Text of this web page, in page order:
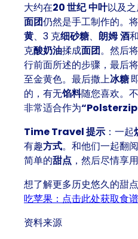
大约在20 世纪中叶以及
面团仍然是手工制作的。
黄、3 克细砂糖、 朗姆酒和
克酸奶油揉成面团。然后
行前面所述的步骤 ，最后
至金黄色。最后撒上冰糖
的，有无馅料随您喜欢。
非常适合作为
Time Travel 提示 ：一起
有趣方式。和他们一起翻阅
简单的甜点 ，然后尽情享用
想了解更多历史悠久的甜
吃苹果：点击此处获取食谱
资料来源